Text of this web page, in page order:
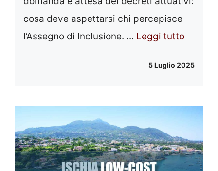
cosa deve aspettarsi chi percepisce
l’Assegno di Inclusione. ... Leggi tutto
5 Luglio 2025